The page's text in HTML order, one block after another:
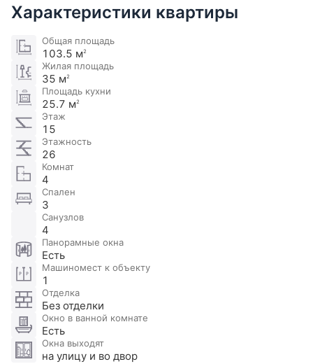
Характеристики квартиры
Общая площадь
103.5 м2
Жилая площадь
35 м2
Площадь кухни
25.7 м2
Этаж
15
Этажность
26
Комнат
4
Спален
3
Санузлов
4
Панорамные окна
Есть
Машиномест к объекту
1
Отделка
Без отделки
Окно в ванной комнате
Есть
Окна выходят
на улицу и во двор